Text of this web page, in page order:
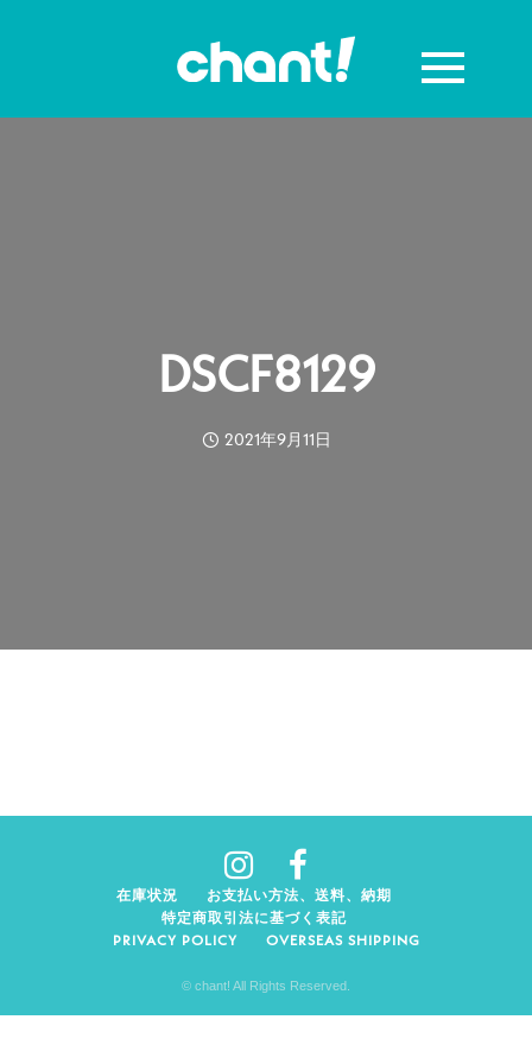
DSCF8129
2021年9月11日
在庫状況
お支払い方法、送料、納期
特定商取引法に基づく表記
PRIVACY POLICY
OVERSEAS SHIPPING
© chant! All Rights Reserved.